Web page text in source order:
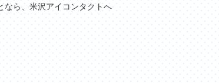
なら、米沢アイコンタクトへ